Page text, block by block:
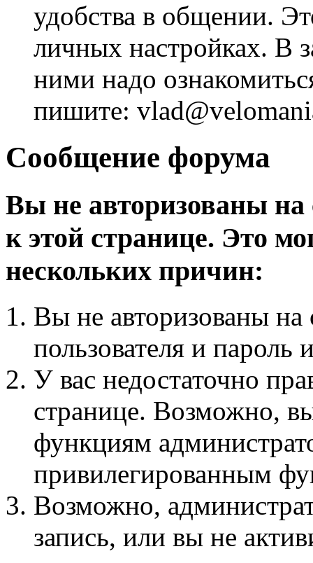
удобства в общении.
личных настройках. В
ними надо
пишите:
Сообщение форума
Вы не авторизованы на
к этой странице. Это
нескольких причин:
Вы не авторизованы на
пользователя и пароль
У вас недостаточно
странице. Возможно,
функциям
привилегированным
Возможно,
запись, или вы не